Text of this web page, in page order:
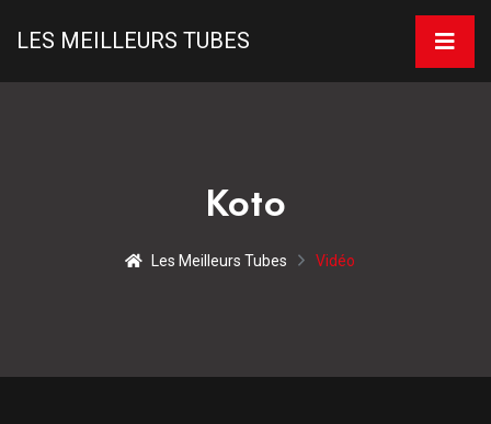
LES MEILLEURS TUBES
Koto
Les Meilleurs Tubes Vidéo